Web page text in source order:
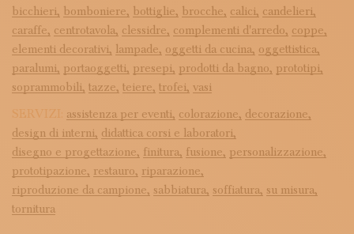
bicchieri, bomboniere, bottiglie, brocche, calici, candelieri,
caraffe, centrotavola, clessidre, complementi d'arredo, coppe,
elementi decorativi, lampade, oggetti da cucina, oggettistica,
paralumi, portaoggetti, presepi, prodotti da bagno, prototipi,
soprammobili, tazze, teiere, trofei, vasi
SERVIZI: assistenza per eventi, colorazione, decorazione,
design di interni, didattica corsi e laboratori,
disegno e progettazione, finitura, fusione, personalizzazione,
prototipazione, restauro, riparazione,
riproduzione da campione, sabbiatura, soffiatura, su misura,
tornitura